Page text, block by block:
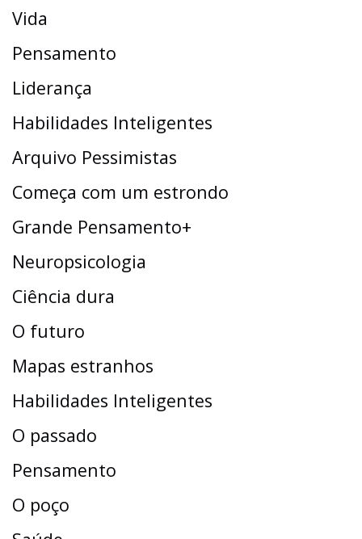
Vida
Pensamento
Liderança
Habilidades Inteligentes
Arquivo Pessimistas
Começa com um estrondo
Grande Pensamento+
Neuropsicologia
Ciência dura
O futuro
Mapas estranhos
Habilidades Inteligentes
O passado
Pensamento
O poço